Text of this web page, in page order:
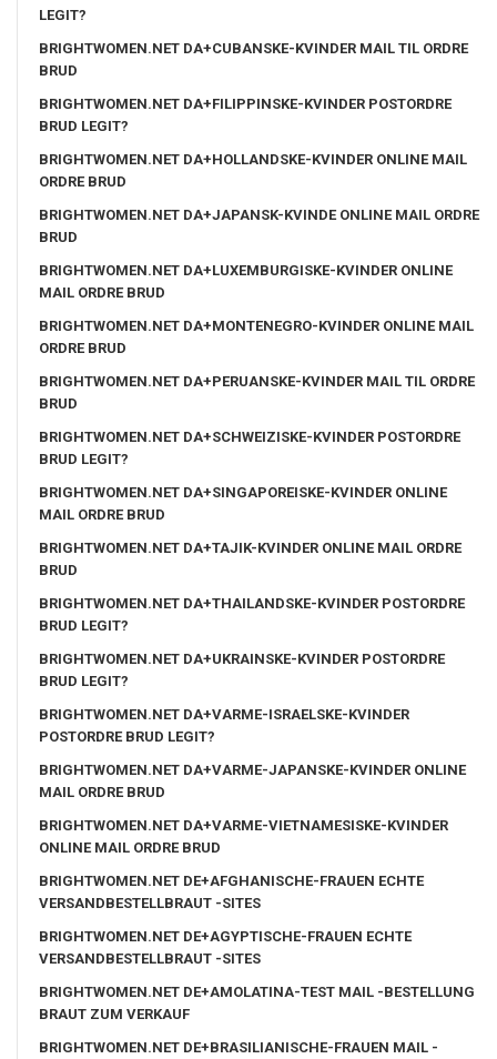
LEGIT?
BRIGHTWOMEN.NET DA+CUBANSKE-KVINDER MAIL TIL ORDRE
BRUD
BRIGHTWOMEN.NET DA+FILIPPINSKE-KVINDER POSTORDRE
BRUD LEGIT?
BRIGHTWOMEN.NET DA+HOLLANDSKE-KVINDER ONLINE MAIL
ORDRE BRUD
BRIGHTWOMEN.NET DA+JAPANSK-KVINDE ONLINE MAIL ORDRE
BRUD
BRIGHTWOMEN.NET DA+LUXEMBURGISKE-KVINDER ONLINE
MAIL ORDRE BRUD
BRIGHTWOMEN.NET DA+MONTENEGRO-KVINDER ONLINE MAIL
ORDRE BRUD
BRIGHTWOMEN.NET DA+PERUANSKE-KVINDER MAIL TIL ORDRE
BRUD
BRIGHTWOMEN.NET DA+SCHWEIZISKE-KVINDER POSTORDRE
BRUD LEGIT?
BRIGHTWOMEN.NET DA+SINGAPOREISKE-KVINDER ONLINE
MAIL ORDRE BRUD
BRIGHTWOMEN.NET DA+TAJIK-KVINDER ONLINE MAIL ORDRE
BRUD
BRIGHTWOMEN.NET DA+THAILANDSKE-KVINDER POSTORDRE
BRUD LEGIT?
BRIGHTWOMEN.NET DA+UKRAINSKE-KVINDER POSTORDRE
BRUD LEGIT?
BRIGHTWOMEN.NET DA+VARME-ISRAELSKE-KVINDER
POSTORDRE BRUD LEGIT?
BRIGHTWOMEN.NET DA+VARME-JAPANSKE-KVINDER ONLINE
MAIL ORDRE BRUD
BRIGHTWOMEN.NET DA+VARME-VIETNAMESISKE-KVINDER
ONLINE MAIL ORDRE BRUD
BRIGHTWOMEN.NET DE+AFGHANISCHE-FRAUEN ECHTE
VERSANDBESTELLBRAUT -SITES
BRIGHTWOMEN.NET DE+AGYPTISCHE-FRAUEN ECHTE
VERSANDBESTELLBRAUT -SITES
BRIGHTWOMEN.NET DE+AMOLATINA-TEST MAIL -BESTELLUNG
BRAUT ZUM VERKAUF
BRIGHTWOMEN.NET DE+BRASILIANISCHE-FRAUEN MAIL -